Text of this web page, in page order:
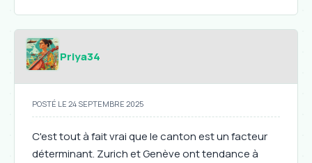
Priya34
POSTÉ LE 24 SEPTEMBRE 2025
C'est tout à fait vrai que le canton est un facteur
déterminant. Zurich et Genève ont tendance à